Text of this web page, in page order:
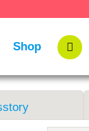
Shop